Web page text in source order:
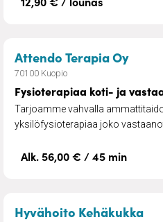
Attendo Terapia Oy–
70100 Kuopio
Fysioterapiaa koti- ja
Tarjoamme vahvalla
yksilöfysioterapiaa joko
Alk. 56,00 € / 45 min
Hyvähoito Kehäkukka–